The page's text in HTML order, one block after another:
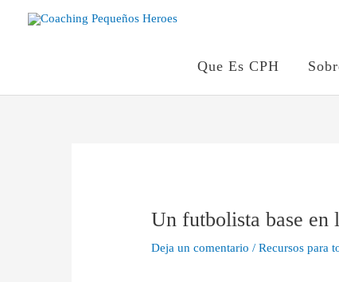
Que Es CPH
Un futbolista base en
Deja un comentario / Recursos para